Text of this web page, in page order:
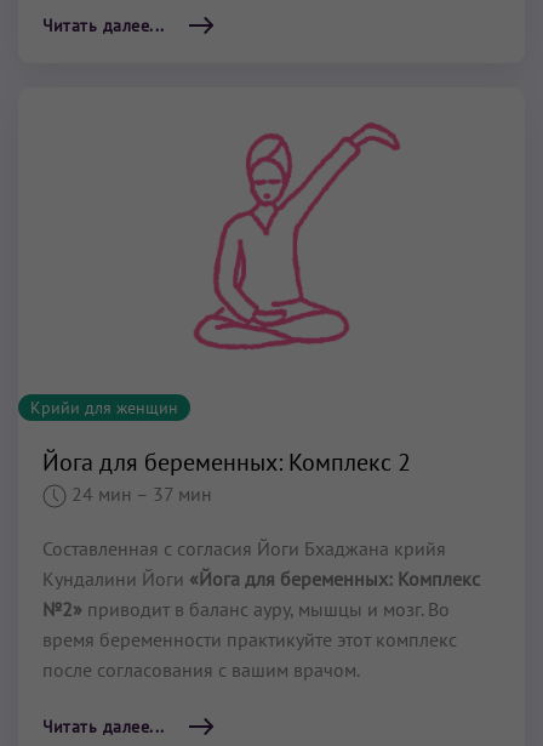
Читать далее...
Крийи для женщин
Йога для беременных: Комплекс 2
24 мин – 37 мин
Составленная с согласия Йоги Бхаджана крийя
Кундалини Йоги «Йога для беременных: Комплекс
№2» приводит в баланс ауру, мышцы и мозг. Во
время беременности практикуйте этот комплекс
после согласования с вашим врачом.
Читать далее...